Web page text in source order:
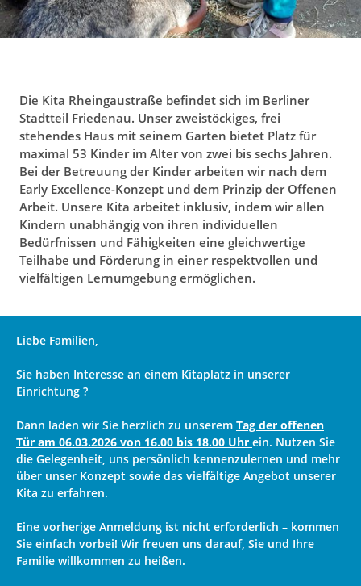
Die Kita Rheingaustraße befindet sich im Berliner
Stadtteil Friedenau. Unser zweistöckiges, frei
stehendes Haus mit seinem Garten bietet Platz für
maximal 53 Kinder im Alter von zwei bis sechs Jahren.
Bei der Betreuung der Kinder arbeiten wir nach dem
Early Excellence-Konzept und dem Prinzip der Offenen
Arbeit. Unsere Kita arbeitet inklusiv, indem wir allen
Kindern unabhängig von ihren individuellen
Bedürfnissen und Fähigkeiten eine gleichwertige
Teilhabe und Förderung in einer respektvollen und
vielfältigen Lernumgebung ermöglichen.
Liebe Familien,
Sie haben Interesse an einem Kitaplatz in unserer
Einrichtung ?
Dann laden wir Sie herzlich zu unserem Tag der offenen
Tür am 06.03.2026 von 16.00 bis 18.00 Uhr ein. Nutzen Sie
die Gelegenheit, uns persönlich kennenzulernen und mehr
über unser Konzept sowie das vielfältige Angebot unserer
Kita zu erfahren.
Eine vorherige Anmeldung ist nicht erforderlich – kommen
Sie einfach vorbei! Wir freuen uns darauf, Sie und Ihre
Familie willkommen zu heißen.